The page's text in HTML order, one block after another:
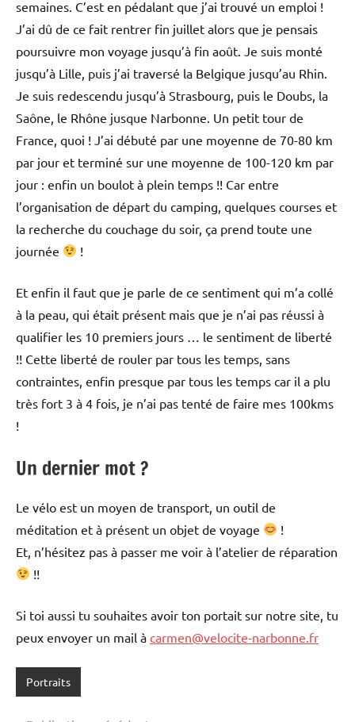
semaines. C’est en pédalant que j’ai trouvé un emploi !
J’ai dû de ce fait rentrer fin juillet alors que je pensais
poursuivre mon voyage jusqu’à fin août. Je suis monté
jusqu’à Lille, puis j’ai traversé la Belgique jusqu’au Rhin.
Je suis redescendu jusqu’à Strasbourg, puis le Doubs, la
Saône, le Rhône jusque Narbonne. Un petit tour de
France, quoi ! J’ai débuté par une moyenne de 70-80 km
par jour et terminé sur une moyenne de 100-120 km par
jour : enfin un boulot à plein temps !! Car entre
l’organisation de départ du camping, quelques courses et
la recherche du couchage du soir, ça prend toute une
journée
!
Et enfin il faut que je parle de ce sentiment qui m’a collé
à la peau, qui était présent mais que je n’ai pas réussi à
qualifier les 10 premiers jours … le sentiment de liberté
!! Cette liberté de rouler par tous les temps, sans
contraintes, enfin presque par tous les temps car il a plu
très fort 3 à 4 fois, je n’ai pas tenté de faire mes 100kms
!
Un dernier mot ?
Le vélo est un moyen de transport, un outil de
méditation et à présent un objet de voyage
!
Et, n’hésitez pas à passer me voir à l’atelier de réparation
!!
Si toi aussi tu souhaites avoir ton portait sur notre site, tu
peux envoyer un mail à carmen@velocite-narbonne.fr
Portraits